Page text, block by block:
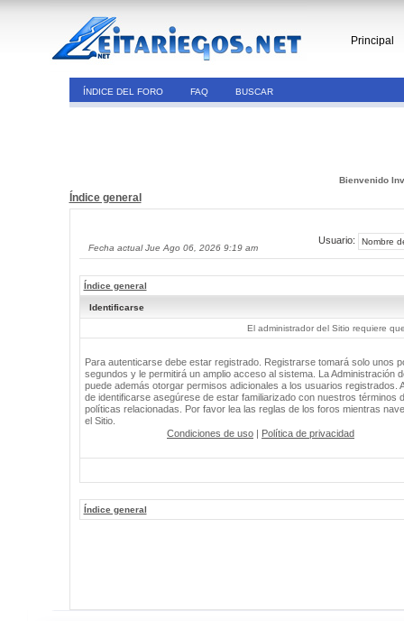
Principal
ÍNDICE DEL FORO FAQ BUSCAR
Bienvenido
Índice general
Fecha actual Jue Ago 06, 2026 9:19 am
Usuario:
Índice general
Identificarse
El administrador del Sitio requiere
Para autenticarse debe estar registrado. Registrarse tomará solo unos
segundos y le permitirá un amplio acceso al sistema. La Administración
puede además otorgar permisos adicionales a los usuarios registrados.
de identificarse asegúrese de estar familiarizado con nuestros términos
políticas relacionadas. Por favor lea las reglas de los foros mientras
el Sitio.
Condiciones de uso | Política de privacidad
Índice general